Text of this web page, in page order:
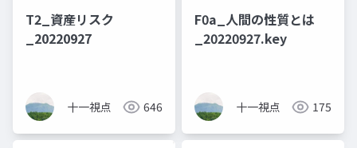
T2_資産リスク
_20220927
十一視点 646
F0a_人間の性質とは
_20220927.key
十一視点 175